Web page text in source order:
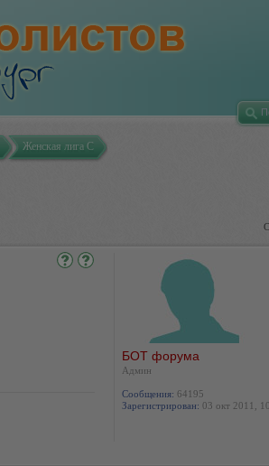
Женская лига С
БОТ форума
Админ
Сообщения: 64195
Зарегистрирован: 03 окт 2011,